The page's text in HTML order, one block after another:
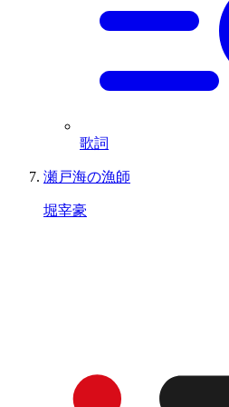
歌詞
瀬戸海の漁師
堀宰豪